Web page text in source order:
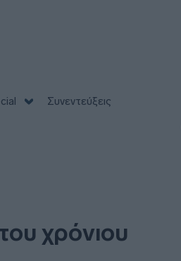
Συνεντεύξεις
χρόνιου